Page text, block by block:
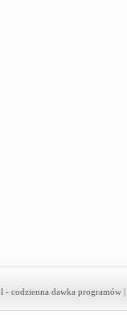
- codzienna dawka programów |